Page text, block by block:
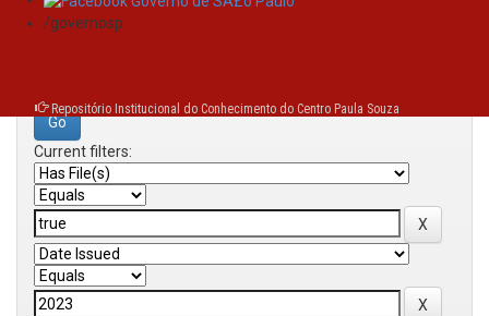
/governosp
Repositório Institucional do Conhecimento do Centro Paula Souza
Search:
Current filters: